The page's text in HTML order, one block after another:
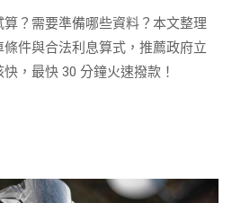
？需要準備哪些資料？本文整理
件與合法利息算式，推薦政府立
，最快 30 分鐘火速撥款！